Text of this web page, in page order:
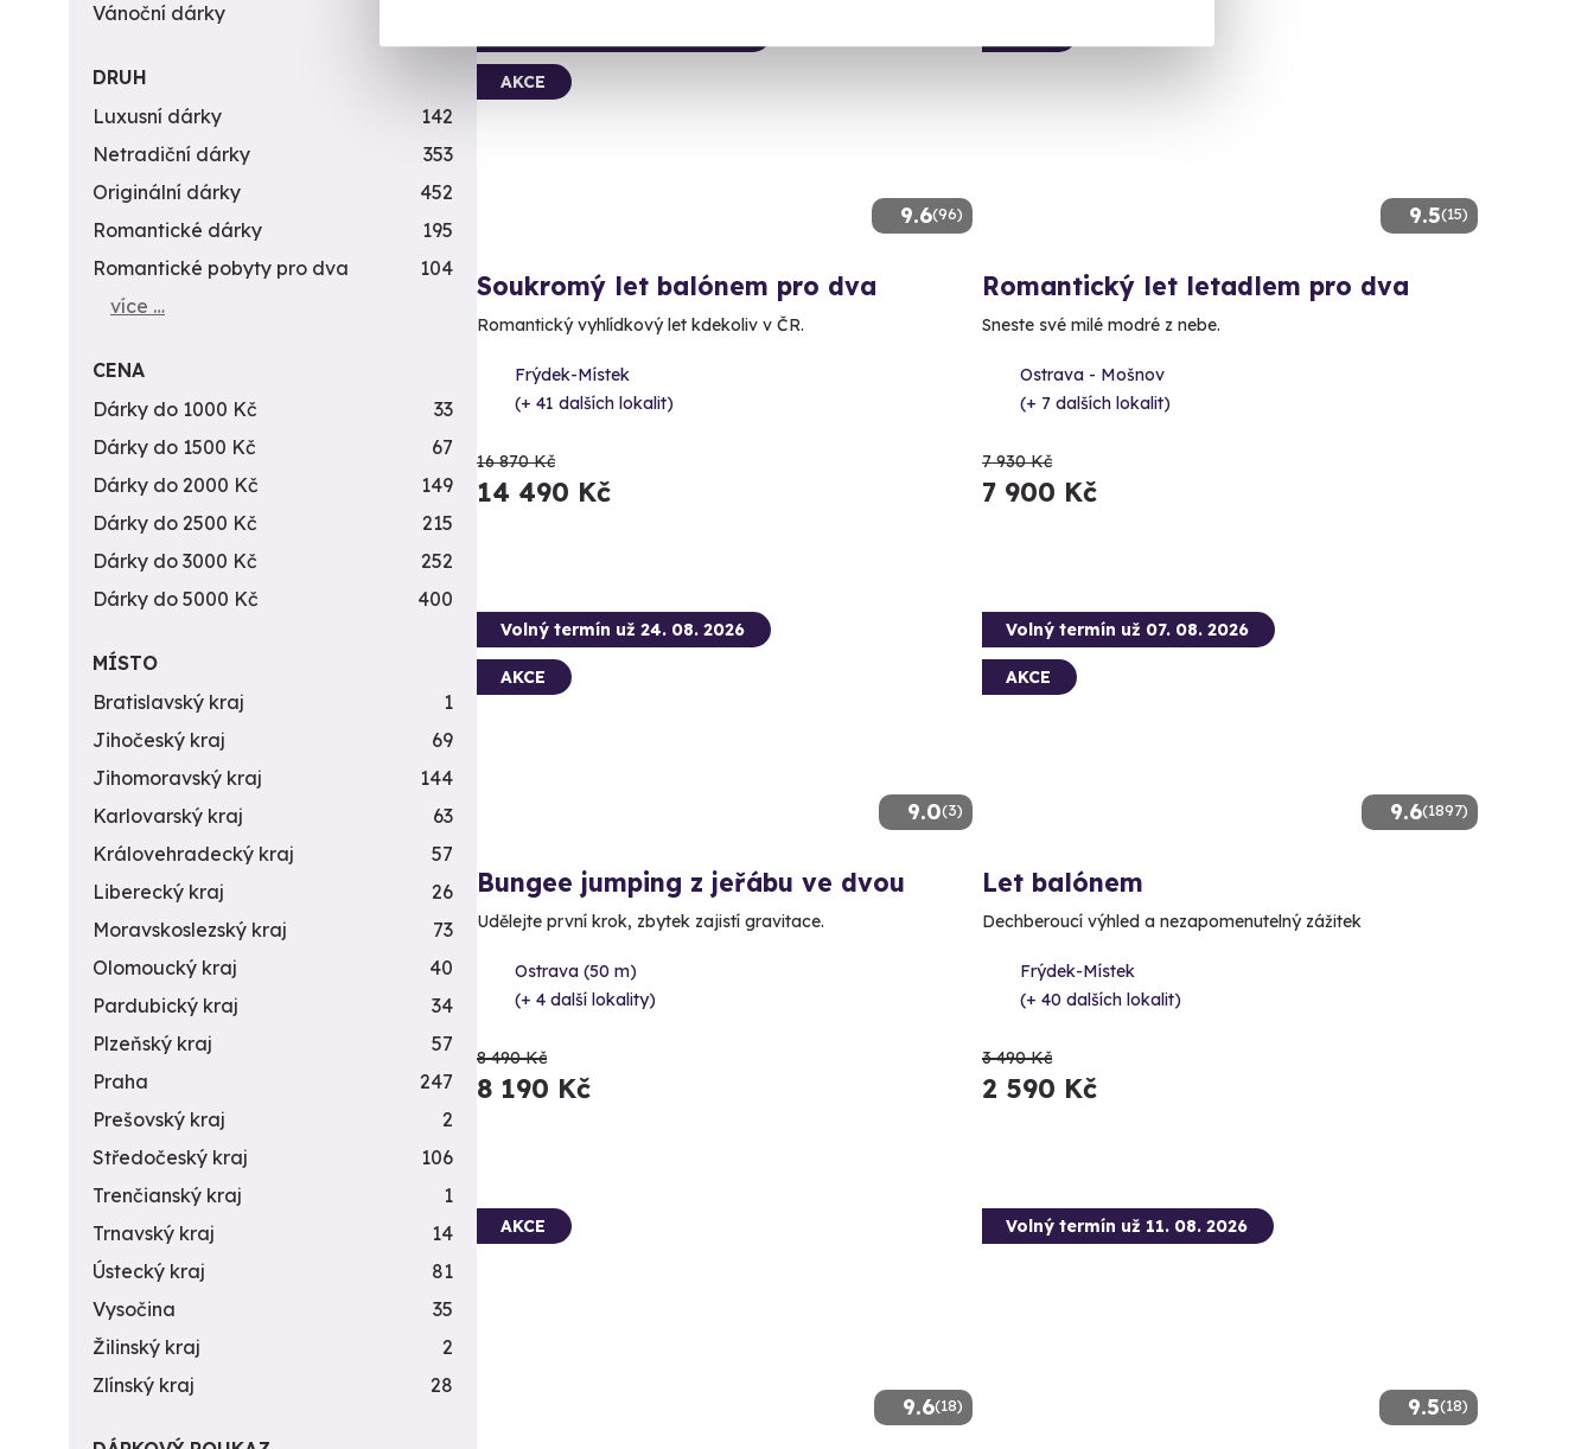
9.6(96)
AKCE
Soukromý let balónem pro dva
Romantický vyhlídkový let kdekoliv v ČR.
Frýdek-Místek
(+ 41 dalších lokalit)
16 870 Kč
14 490 Kč
9.5(15)
Romantický let letadlem pro dva
Sneste své milé modré z nebe.
Ostrava - Mošnov
(+ 7 dalších lokalit)
7 930 Kč
7 900 Kč
9.0(3)
Volný termín už 24. 08. 2026
AKCE
Bungee jumping z jeřábu ve dvou
Udělejte první krok, zbytek zajistí gravitace.
Ostrava (50 m)
(+ 4 další lokality)
8 490 Kč
8 190 Kč
9.6(1897)
Volný termín už 07. 08. 2026
AKCE
Let balónem
Dechberoucí výhled a nezapomenutelný zážitek
Frýdek-Místek
(+ 40 dalších lokalit)
3 490 Kč
2 590 Kč
9.6(18)
AKCE
9.5(18)
Volný termín už 11. 08. 2026
Vánoční dárky
DRUH
Luxusní dárky
142
Netradiční dárky
353
Originální dárky
452
Romantické dárky
195
Romantické pobyty pro dva
104
více …
CENA
Dárky do 1000 Kč
33
Dárky do 1500 Kč
67
Dárky do 2000 Kč
149
Dárky do 2500 Kč
215
Dárky do 3000 Kč
252
Dárky do 5000 Kč
400
MÍSTO
Bratislavský kraj
1
Jihočeský kraj
69
Jihomoravský kraj
144
Karlovarský kraj
63
Královehradecký kraj
57
Liberecký kraj
26
Moravskoslezský kraj
73
Olomoucký kraj
40
Pardubický kraj
34
Plzeňský kraj
57
Praha
247
Prešovský kraj
2
Středočeský kraj
106
Trenčianský kraj
1
Trnavský kraj
14
Ústecký kraj
81
Vysočina
35
Žilinský kraj
2
Zlínský kraj
28